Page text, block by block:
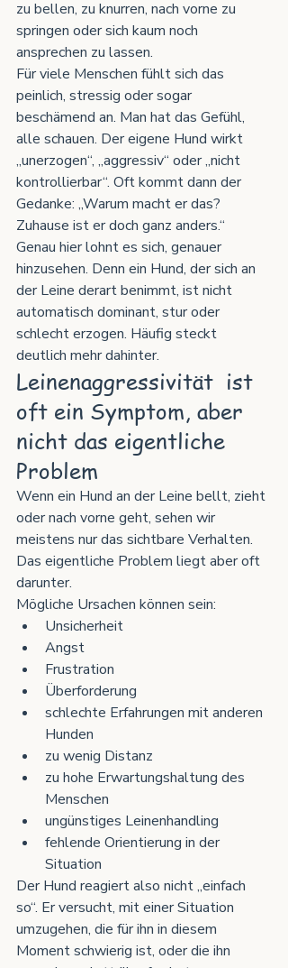
zu bellen, zu knurren, nach vorne zu
springen oder sich kaum noch
ansprechen zu lassen.
Für viele Menschen fühlt sich das
peinlich, stressig oder sogar
beschämend an. Man hat das Gefühl,
alle schauen. Der eigene Hund wirkt
„unerzogen“, „aggressiv“ oder „nicht
kontrollierbar“. Oft kommt dann der
Gedanke: „Warum macht er das?
Zuhause ist er doch ganz anders.“
Genau hier lohnt es sich, genauer
hinzusehen. Denn ein Hund, der sich an
der Leine derart benimmt, ist nicht
automatisch dominant, stur oder
schlecht erzogen. Häufig steckt
deutlich mehr dahinter.
Leinenaggressivität  ist
oft ein Symptom, aber
nicht das eigentliche
Problem
Wenn ein Hund an der Leine bellt, zieht
oder nach vorne geht, sehen wir
meistens nur das sichtbare Verhalten.
Das eigentliche Problem liegt aber oft
darunter.
Mögliche Ursachen können sein:
Unsicherheit
Angst
Frustration
Überforderung
schlechte Erfahrungen mit anderen
Hunden
zu wenig Distanz
zu hohe Erwartungshaltung des
Menschen
ungünstiges Leinenhandling
fehlende Orientierung in der
Situation
Der Hund reagiert also nicht „einfach
so“. Er versucht, mit einer Situation
umzugehen, die für ihn in diesem
Moment schwierig ist, oder die ihn